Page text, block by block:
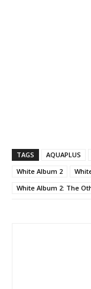
TAGS AQUAPLUS
White Album 2
White Album 2: The